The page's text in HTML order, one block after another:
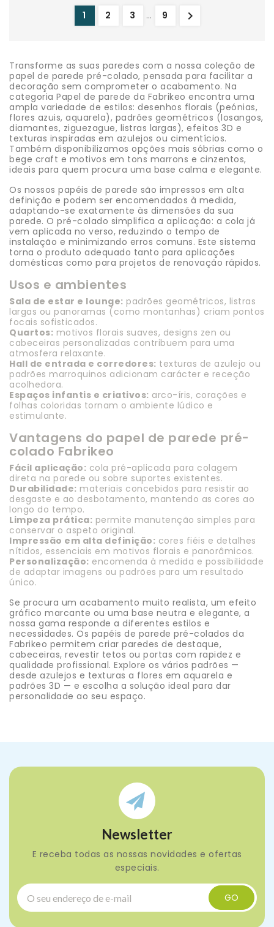
1 2 3 … 9 
Transforme as suas paredes com a nossa coleção de
papel de parede pré-colado, pensada para facilitar a
decoração sem comprometer o acabamento. Na
categoria Papel de parede da Fabrikeo encontra uma
ampla variedade de estilos: desenhos florais (peónias,
flores azuis, aquarela), padrões geométricos (losangos,
diamantes, ziguezague, listras largas), efeitos 3D e
texturas inspiradas em azulejos ou cimentícios.
Também disponibilizamos opções mais sóbrias como o
bege craft e motivos em tons marrons e cinzentos,
ideais para quem procura uma base calma e elegante.
Os nossos papéis de parede são impressos em alta
definição e podem ser encomendados à medida,
adaptando-se exatamente às dimensões da sua
parede. O pré-colado simplifica a aplicação: a cola já
vem aplicada no verso, reduzindo o tempo de
instalação e minimizando erros comuns. Este sistema
torna o produto adequado tanto para aplicações
domésticas como para projetos de renovação rápidos.
Usos e ambientes
Sala de estar e lounge: padrões geométricos, listras
largas ou panoramas (como montanhas) criam pontos
focais sofisticados.
Quartos: motivos florais suaves, designs zen ou
cabeceiras personalizadas contribuem para uma
atmosfera relaxante.
Hall de entrada e corredores: texturas de azulejo ou
padrões marroquinos adicionam carácter e receção
acolhedora.
Espaços infantis e criativos: arco-íris, corações e
folhas coloridas tornam o ambiente lúdico e
estimulante.
Vantagens do papel de parede pré-
colado Fabrikeo
Fácil aplicação: cola pré-aplicada para colagem
direta na parede ou sobre suportes existentes.
Durabilidade: materiais concebidos para resistir ao
desgaste e ao desbotamento, mantendo as cores ao
longo do tempo.
Limpeza prática: permite manutenção simples para
conservar o aspeto original.
Impressão em alta definição: cores fiéis e detalhes
nítidos, essenciais em motivos florais e panorâmicos.
Personalização: encomenda à medida e possibilidade
de adaptar imagens ou padrões para um resultado
único.
Se procura um acabamento muito realista, um efeito
gráfico marcante ou uma base neutra e elegante, a
nossa gama responde a diferentes estilos e
necessidades. Os papéis de parede pré-colados da
Fabrikeo permitem criar paredes de destaque,
cabeceiras, revestir tetos ou portas com rapidez e
qualidade profissional. Explore os vários padrões —
desde azulejos e texturas a flores em aquarela e
padrões 3D — e escolha a solução ideal para dar
personalidade ao seu espaço.
Newsletter
E receba todas as nossas novidades e ofertas
especiais.